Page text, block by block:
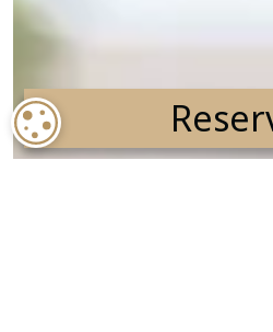
COOKIE SETTINGS